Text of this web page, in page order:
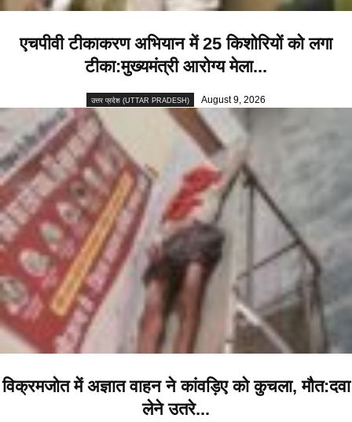
एचपीवी टीकाकरण अभियान में 25 किशोरियों को लगा
टीका:मुख्यमंत्री आरोग्य मेला...
उत्तर प्रदेश (UTTAR PRADESH) August 9, 2026
विक्रमजोत में अज्ञात वाहन ने कांवड़िए को कुचला, मौत:दवा
लेने उतरे...